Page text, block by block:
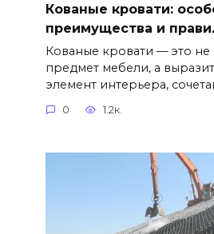
Кованые кровати:
преимущества и
Кованые кровати — это не
предмет мебели, а
элемент интерьера,
0 1.2к.